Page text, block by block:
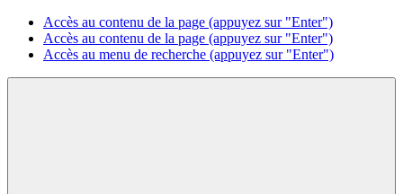
Accès au contenu de la page (appuyez sur "Enter")
Accès au contenu de la page (appuyez sur "Enter")
Accès au menu de recherche (appuyez sur "Enter")